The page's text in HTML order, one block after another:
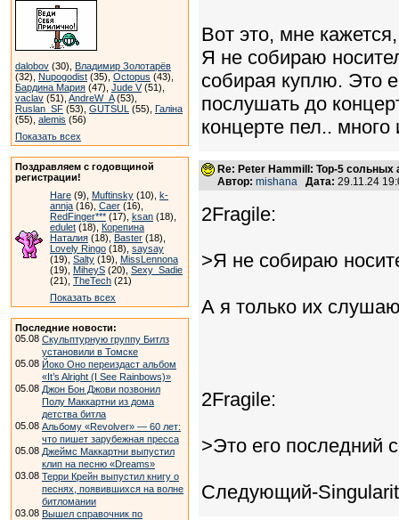
dalobov (30), Владимир Золотарёв
(32), Nupogodist (35), Octopus (43),
Бардина Мария (47), Jude V(51),
vaclav (51), AndreW_A(53),
Ruslan_SF (53), GUTSUL (55), Галіна
(55), alemis (56)
Показать всех
Поздравляем с годовщиной
регистрации!
Hare (9), Muftinsky (10), k-
annja (16), Caer (16),
RedFinger*** (17), ksan (18),
edulet (18), Корепина
Наталия (18), Baster (18),
Lovely Ringo (18), saysay
(19), Salty (19), MissLennona
(19), MiheyS (20), Sexy_Sadie
(21), TheTech (21)
Показать всех
Последние новости:
05.08 Скульптурную группу Битлз
установили в Томске
05.08 Йоко Оно переиздаст альбом
«It’s Alright (I See Rainbows)»
05.08 Джон Бон Джови позвонил
Полу Маккартни из дома
детства битла
05.08 Альбому «Revolver» — 60 лет:
что пишет зарубежная пресса
05.08 Джеймс Маккартни выпустил
клип на песню «Dreams»
03.08 Терри Крейн выпустил книгу о
песнях, появившихся на волне
битломании
03.08 Вышел справочник по
Вот это, мне
Я не собираю
собирая куплю. Это
послушать до
концерте пел..
Re: Peter Hammill: Top-5 сольных
Автор: mishana Дата: 29.11.24
2Fragile:
>Я не собираю
А я только их
2Fragile:
>Это его последний
Следующий-